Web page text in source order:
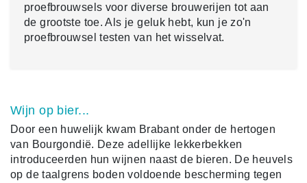
proefbrouwsels voor diverse brouwerijen tot aan
de grootste toe. Als je geluk hebt, kun je zo'n
proefbrouwsel testen van het wisselvat.
Wijn op bier...
Door een huwelijk kwam Brabant onder de hertogen
van Bourgondië. Deze adellijke lekkerbekken
introduceerden hun wijnen naast de bieren. De heuvels
op de taalgrens boden voldoende bescherming tegen